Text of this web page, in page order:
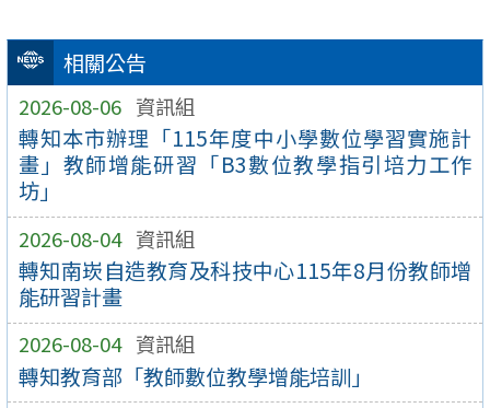
相關公告
2026-08-06 資訊組
轉知本市辦理「115年度中小學數位學習實施計
畫」教師增能研習「B3數位教學指引培力工作
坊」
2026-08-04 資訊組
轉知南崁自造教育及科技中心115年8月份教師增
能研習計畫
2026-08-04 資訊組
轉知教育部「教師數位教學增能培訓」